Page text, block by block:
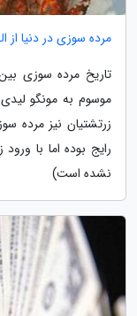
مرده سوزی در دنیا از
موسوم به مونگو
زرتشتیان نیز مرده
رایج بوده اما با
نشده است)